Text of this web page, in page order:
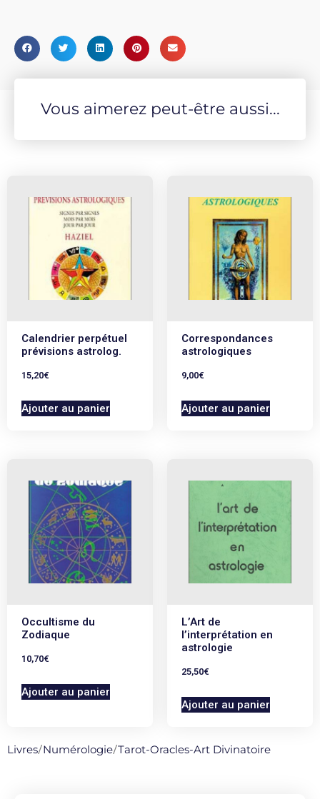
Vous aimerez peut-être aussi...
Calendrier perpétuel
prévisions astrolog.
15,20€
Ajouter au panier
Correspondances
astrologiques
9,00€
Ajouter au panier
Occultisme du
Zodiaque
10,70€
Ajouter au panier
L’Art de
l’interprétation en
astrologie
25,50€
Ajouter au panier
Livres/Numérologie/Tarot-Oracles-Art Divinatoire